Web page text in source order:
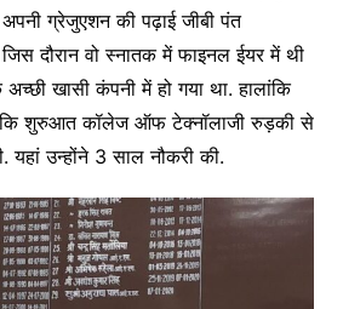
अपनी ग्रेजुएशन की पढ़ाई जीबी पंत
जिस दौरान वो स्नातक में फाइनल ईयर में थी
खासी कंपनी में हो गया था. हालांकि
कि शुरुआत कॉलेज ऑफ टेक्नॉलाजी रुड़की से
उन्होंने 3 साल नौकरी की.